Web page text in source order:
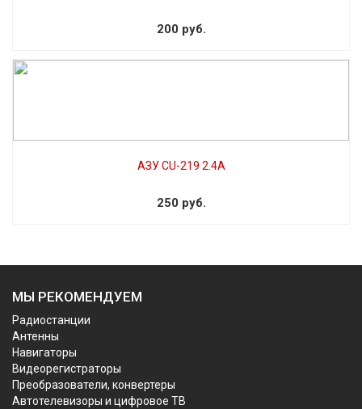
200 руб.
АЗУ CU-219 2.4А
250 руб.
МЫ РЕКОМЕНДУЕМ
Радиостанции
Антенны
Навигаторы
Видеорегистраторы
Преобразователи, конвертеры
Автотелевизоры и цифровое ТВ